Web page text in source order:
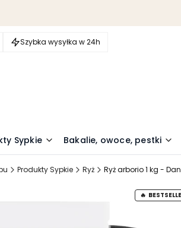
Szybka wysyłka w 24h
Sypkie Bakalie, owoce, pestki
Produkty Sypkie Ryż Ryż arborio 1 kg -